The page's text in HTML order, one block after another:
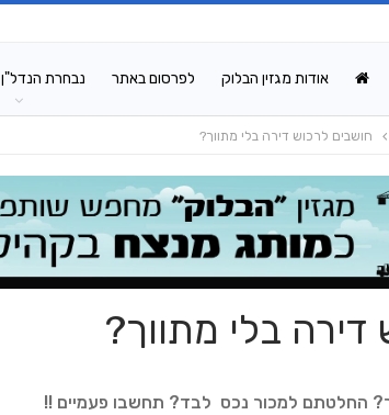
אודות מגזין הבלוק לפרסום באתר נבחרת הנדל"ן 20-22
חושבים לרכוש דירה בלי מתווך?
דירה בלי מתווך?
החלטתם למכור נכס לבד? תחשבו פעמיים !!